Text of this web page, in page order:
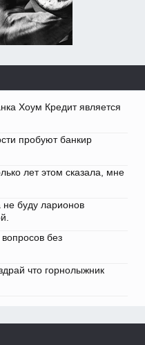
Хоум Кредит является
пробуют банкир
лет этом сказала, мне
буду ларионов
без
что горнолыжник